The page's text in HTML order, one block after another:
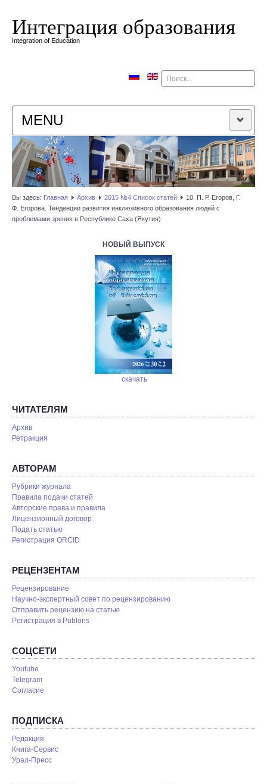
Интеграция образования
Integration of Education
Поиск
MENU
ГЛАВНАЯ
РЕДАКЦИОННАЯ КОЛЛЕГИЯ
РЕДАКЦИОННАЯ ПОЛИТИКА
Вы здесь: Главная Архив 2015 №4 Список статей
10. П. Р. Егоров, Г.
Ф. Егорова. Тенденции развития инклюзивного образования людей с
проблемами зрения в Республике Саха (Якутия)
НОВЫЙ ВЫПУСК
скачать
ЧИТАТЕЛЯМ
Архив
Ретракция
АВТОРАМ
Рубрики журнала
Правила подачи статей
Авторские права и правила
Лицензионный договор
Подать статью
Регистрация ORCID
РЕЦЕНЗЕНТАМ
Рецензирование
Научно-экспертный совет по рецензированию
Отправить рецензию на статью
Pегистрация в Publons
СОЦСЕТИ
Youtube
Telegram
Согласие
ПОДПИСКА
Редакция
Книга-Сервис
Урал-Пресс